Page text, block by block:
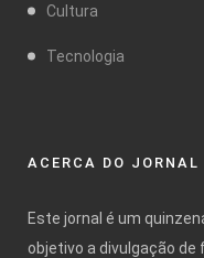
Cultura
Tecnologia
ACERCA DO JORNAL
Este jornal é um
objetivo a divulgação